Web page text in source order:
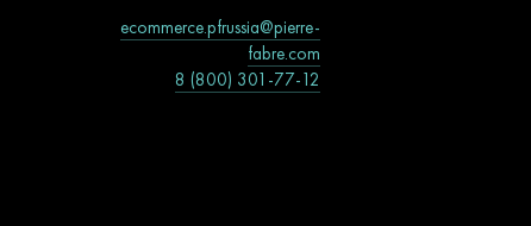
ecommerce.pfrussia@pierre-
fabre.com
8 (800) 301-77-12